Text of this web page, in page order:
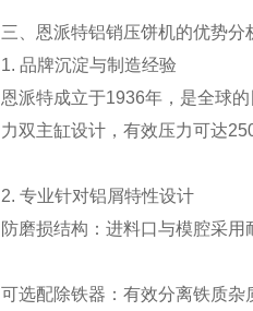
三、恩派特铝销压饼机的优势分
1. 品牌沉淀与制造经验
恩派特成立于1936年，是全球
力双主缸设计，有效压力可达
2. 专业针对铝屑特性设计
防磨损结构：进料口与模腔采
可选配除铁器：有效分离铁质杂